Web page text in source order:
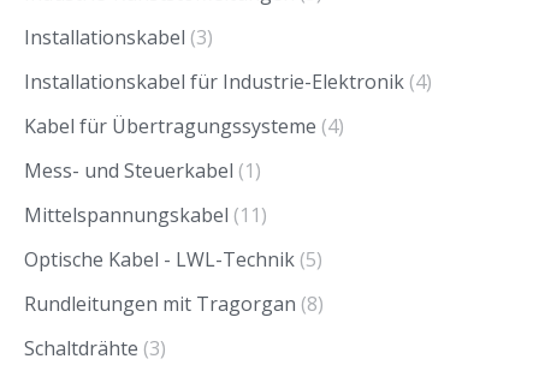
Installationskabel (3)
Installationskabel für Industrie-Elektronik (4)
Kabel für Übertragungssysteme (4)
Mess- und Steuerkabel (1)
Mittelspannungskabel (11)
Optische Kabel - LWL-Technik (5)
Rundleitungen mit Tragorgan (8)
Schaltdrähte (3)